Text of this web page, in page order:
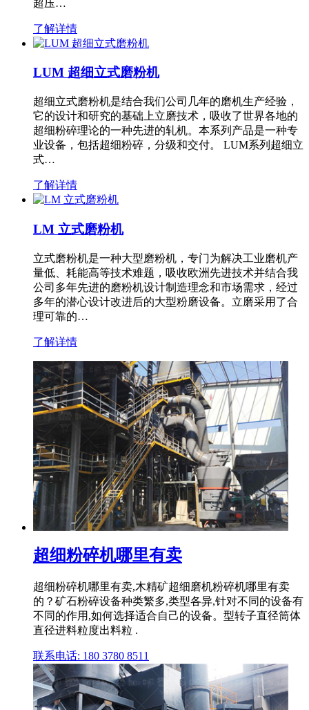
超压…
了解详情
LUM 超细立式磨粉机
超细立式磨粉机是结合我们公司几年的磨机生产经验，
它的设计和研究的基础上立磨技术，吸收了世界各地的
超细粉碎理论的一种先进的轧机。本系列产品是一种专
业设备，包括超细粉碎，分级和交付。 LUM系列超细立
式…
了解详情
LM 立式磨粉机
立式磨粉机是一种大型磨粉机，专门为解决工业磨机产
量低、耗能高等技术难题，吸收欧洲先进技术并结合我
公司多年先进的磨粉机设计制造理念和市场需求，经过
多年的潜心设计改进后的大型粉磨设备。立磨采用了合
理可靠的…
了解详情
超细粉碎机哪里有卖
超细粉碎机哪里有卖,木精矿超细磨机粉碎机哪里有卖
的？矿石粉碎设备种类繁多,类型各异,针对不同的设备有
不同的作用,如何选择适合自己的设备。型转子直径筒体
直径进料粒度出料粒 .
联系电话: 180 3780 8511